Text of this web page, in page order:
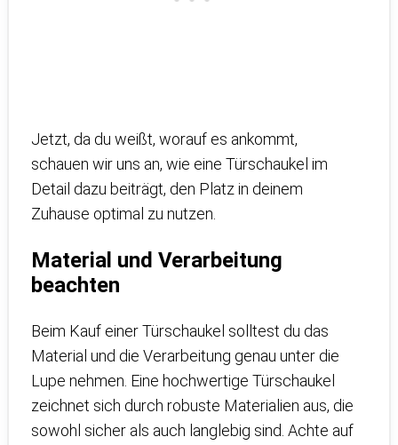
Jetzt, da du weißt, worauf es ankommt,
schauen wir uns an, wie eine Türschaukel im
Detail dazu beiträgt, den Platz in deinem
Zuhause optimal zu nutzen.
Material und Verarbeitung
beachten
Beim Kauf einer Türschaukel solltest du das
Material und die Verarbeitung genau unter die
Lupe nehmen. Eine hochwertige Türschaukel
zeichnet sich durch robuste Materialien aus, die
sowohl sicher als auch langlebig sind. Achte auf